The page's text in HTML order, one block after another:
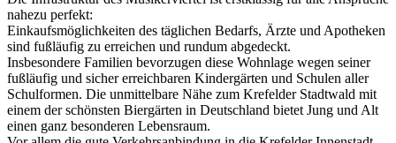
nahezu perfekt:
Einkaufsmöglichkeiten des täglichen Bedarfs, Ärzte und Apotheken
sind fußläufig zu erreichen und rundum abgedeckt.
Insbesondere Familien bevorzugen diese Wohnlage wegen seiner
fußläufig und sicher erreichbaren Kindergärten und Schulen aller
Schulformen. Die unmittelbare Nähe zum Krefelder Stadtwald mit
einem der schönsten Biergärten in Deutschland bietet Jung und Alt
einen ganz besonderen Lebensraum.